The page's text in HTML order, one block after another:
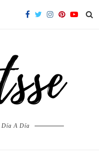
Día A Día